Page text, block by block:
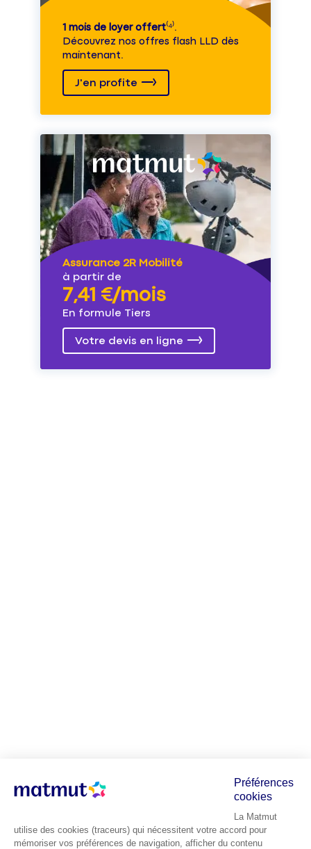
1 mois de loyer offert⁽⁴⁾.
Découvrez nos offres flash LLD dès
maintenant.
J'en profite
Assurance 2R Mobilité
à partir de
7,41 €/mois
En formule Tiers
Votre devis en ligne
Préférences
cookies
La Matmut
utilise des cookies (traceurs) qui nécessitent votre accord pour
mémoriser vos préférences de navigation, afficher du contenu